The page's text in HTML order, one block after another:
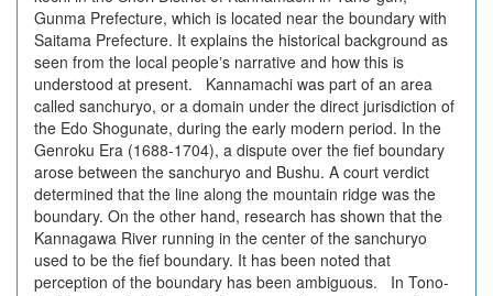
Gunma Prefecture, which is located near the boundary with
Saitama Prefecture. It explains the historical background as
seen from the local peopleʼs narrative and how this is
understood at present. Kannamachi was part of an area
called sanchuryo, or a domain under the direct jurisdiction of
the Edo Shogunate, during the early modern period. In the
Genroku Era (1688-1704), a dispute over the fief boundary
arose between the sanchuryo and Bushu. A court verdict
determined that the line along the mountain ridge was the
boundary. On the other hand, research has shown that the
Kannagawa River running in the center of the sanchuryo
used to be the fief boundary. It has been noted that
perception of the boundary has been ambiguous. In Tono-